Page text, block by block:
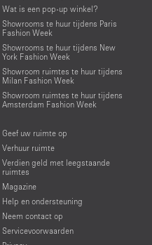
Wat is een pop-up winkel?
Showrooms te huur tijdens Paris
Fashion Week
Showrooms te huur tijdens New
York Fashion Week
Showroom ruimtes te huur tijdens
Milan Fashion Week
Showroom ruimtes te huur tijdens
Amsterdam Fashion Week
Geef uw ruimte op
Verhuur ruimte
Verdien geld met leegstaande
ruimtes
Magazine
Help en ondersteuning
Neem contact op
Servicevoorwaarden